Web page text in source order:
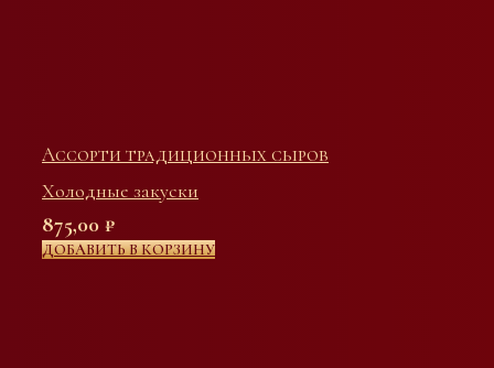
Ассорти традиционных сыров
Холодные закуски
875,00 ₽
ДОБАВИТЬ В КОРЗИНУ